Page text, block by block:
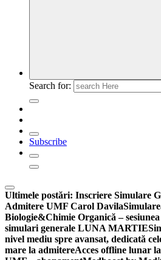
Search for:
Subscribe
Ultimele postări: Inscriere Simulare
Admitere UMF Carol Davila
Biologie&Chimie Organică –
simulari generale LUNA MARTIE
nivel mediu spre avansat, dedicată
mare la admitereAcces offline lunar